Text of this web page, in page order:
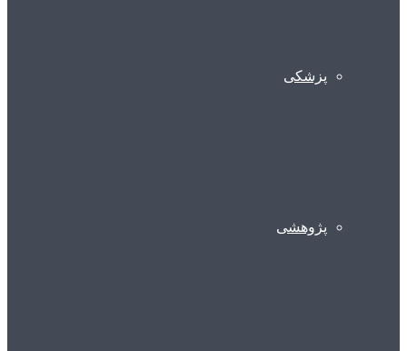
پزشکی
پژوهشی